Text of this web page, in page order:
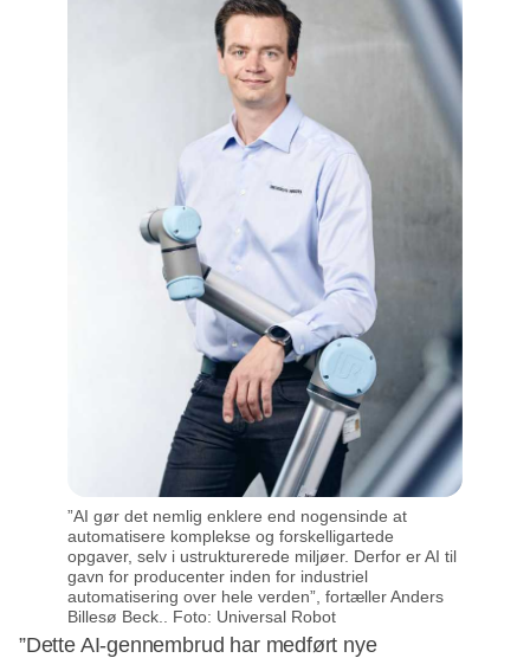
”AI gør det nemlig enklere end nogensinde at
automatisere komplekse og forskelligartede
opgaver, selv i ustrukturerede miljøer. Derfor er AI til
gavn for producenter inden for industriel
automatisering over hele verden”, fortæller Anders
Billesø Beck.. Foto: Universal Robot
”Dette AI-gennembrud har medført nye